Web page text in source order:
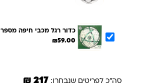
כדור רגל מכבי חיפה מספר 5
₪59.00
סה"כ לפריטים שנבחרו: 217 ₪